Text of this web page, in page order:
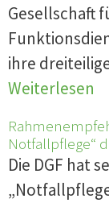
Gesellschaft
ihre
Weiterlesen
Notfallpflege“
Die DGF hat